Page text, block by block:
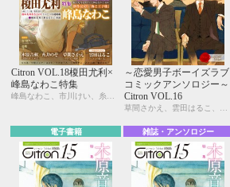
Citron VOL.18榎田尤利×
峰島なわこ特集
～恋愛男子ボーイズラブ
コミックアンソロジー～
Citron VOL.16
電子書籍 雑誌・アンソロジー